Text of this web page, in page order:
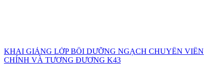
KHAI GIẢNG LỚP BỒI DƯỠNG NGẠCH CHUYÊN VIÊN
CHÍNH VÀ TƯƠNG ĐƯƠNG K43